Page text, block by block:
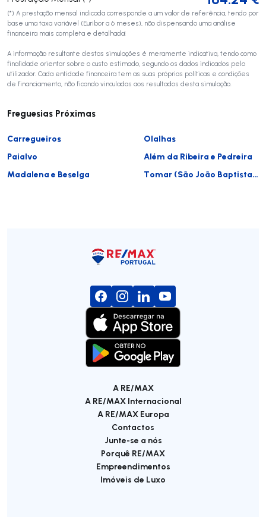
(*) A prestação mensal indicada corresponde a um valor de referência, tendo por
base uma taxa variável (Euribor a 6 meses), não dispensando uma análise
financeira mais completa e detalhada!
A informação resultante destas simulações é meramente indicativa, tendo como
finalidade orientar sobre o custo estimado, segundo os dados indicados pelo
utilizador. Cada entidade financeira tem as suas próprias políticas e condições
de financiamento, não ficando vinculadas aos resultados desta simulação.
Freguesias Próximas
Carregueiros
Olalhas
Paialvo
Além da Ribeira e Pedreira
Madalena e Beselga
Tomar (São João Baptista) e Santa Maria dos Olivais
A RE/MAX
A RE/MAX Internacional
A RE/MAX Europa
Contactos
Junte-se a nós
Porquê RE/MAX
Empreendimentos
Imóveis de Luxo